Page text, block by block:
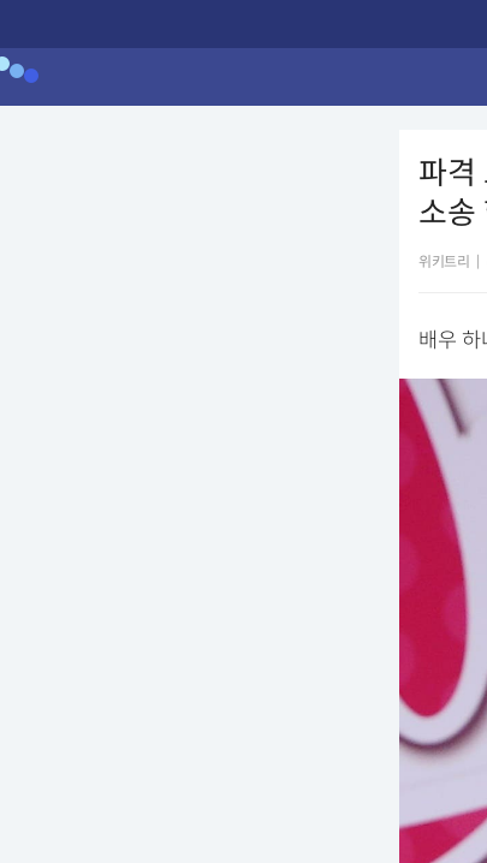
파격
소송
위키트리
배우